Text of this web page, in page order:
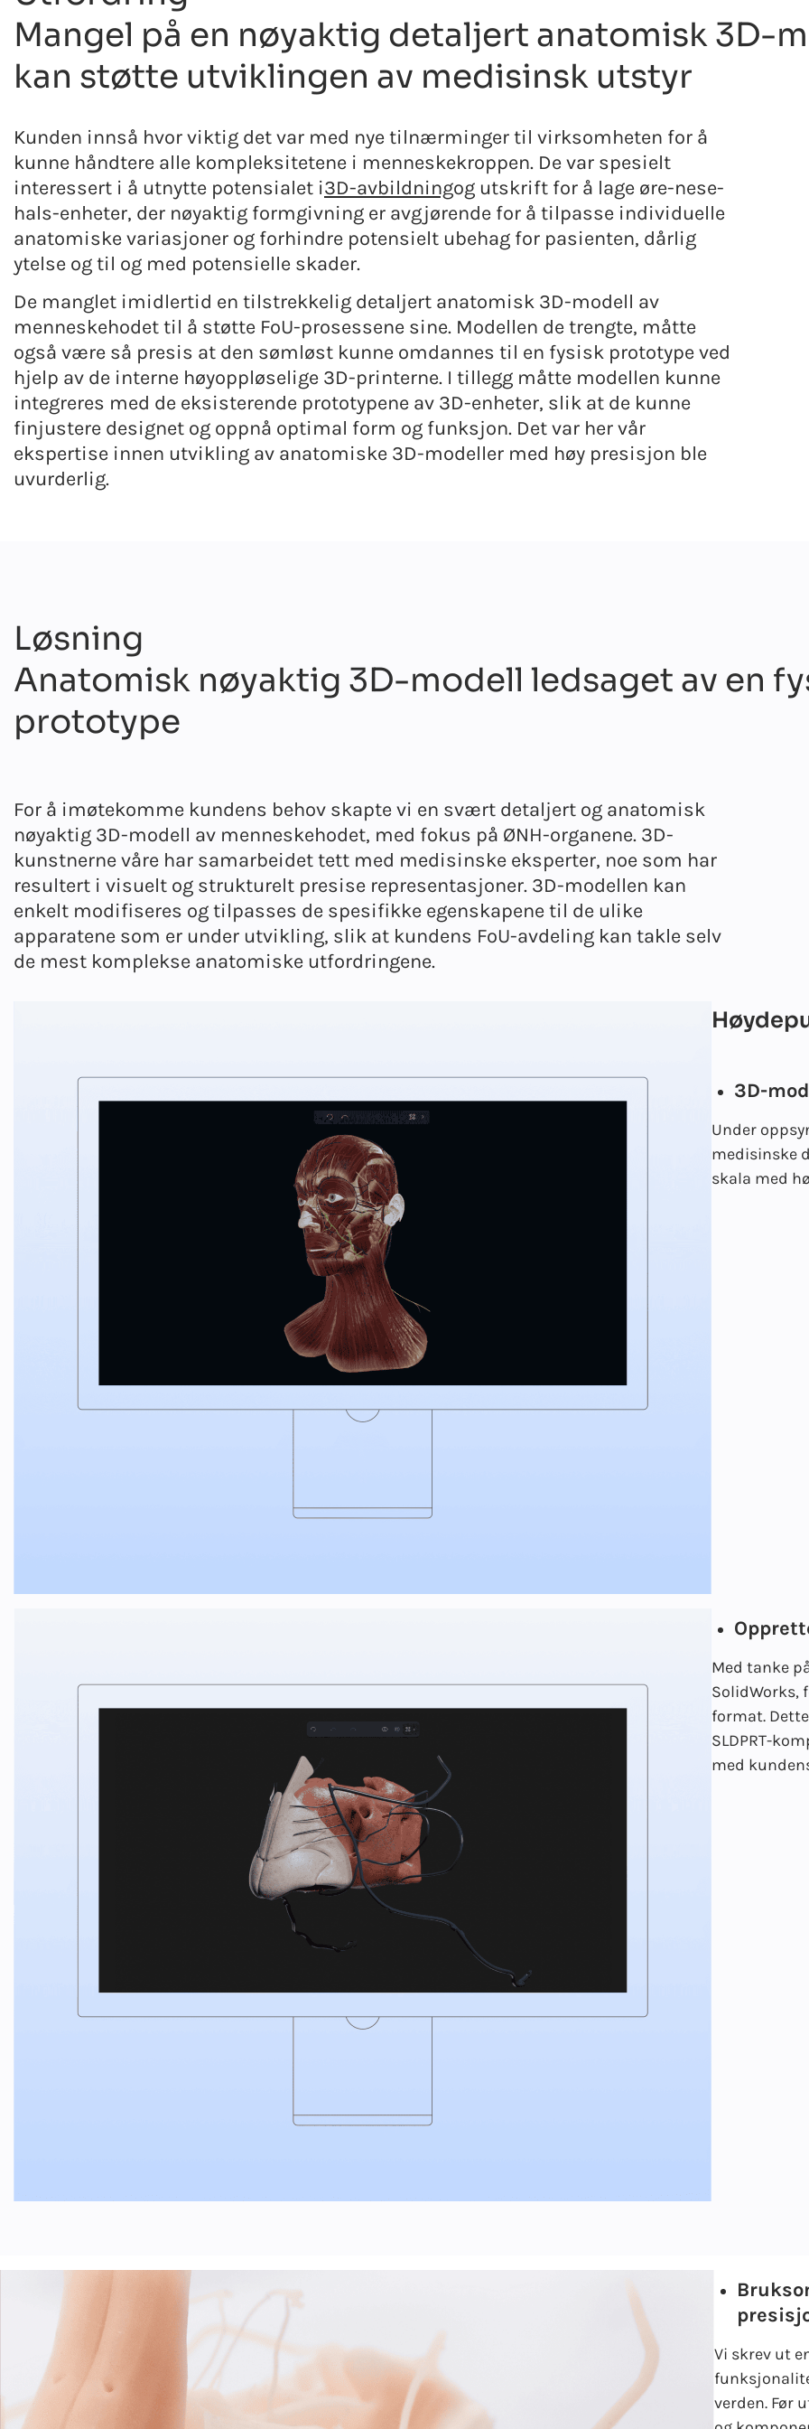
Mangel på en nøyaktig detaljert anatomisk 3D-
kan støtte utviklingen av medisinsk utstyr
Kunden innså hvor viktig det var med nye tilnærminger til virksomheten for å
kunne håndtere alle kompleksitetene i menneskekroppen. De var spesielt
interessert i å utnytte potensialet i3D-avbildningog utskrift for å lage øre-nese-
hals-enheter, der nøyaktig formgivning er avgjørende for å tilpasse individuelle
anatomiske variasjoner og forhindre potensielt ubehag for pasienten, dårlig
ytelse og til og med potensielle skader.
De manglet imidlertid en tilstrekkelig detaljert anatomisk 3D-modell av
menneskehodet til å støtte FoU-prosessene sine. Modellen de trengte, måtte
også være så presis at den sømløst kunne omdannes til en fysisk prototype ved
hjelp av de interne høyoppløselige 3D-printerne. I tillegg måtte modellen kunne
integreres med de eksisterende prototypene av 3D-enheter, slik at de kunne
finjustere designet og oppnå optimal form og funksjon. Det var her vår
ekspertise innen utvikling av anatomiske 3D-modeller med høy presisjon ble
uvurderlig.
Løsning
Anatomisk nøyaktig 3D-modell ledsaget av en
prototype
For å imøtekomme kundens behov skapte vi en svært detaljert og anatomisk
nøyaktig 3D-modell av menneskehodet, med fokus på ØNH-organene. 3D-
kunstnerne våre har samarbeidet tett med medisinske eksperter, noe som har
resultert i visuelt og strukturelt presise representasjoner. 3D-modellen kan
enkelt modifiseres og tilpasses de spesifikke egenskapene til de ulike
apparatene som er under utvikling, slik at kundens FoU-avdeling kan takle selv
de mest komplekse anatomiske utfordringene.
3D-
Under
medisinske
skala med
Med tanke
SolidWorks,
format.
SLDPRT-
med
Vi skrev ut
verden. Før